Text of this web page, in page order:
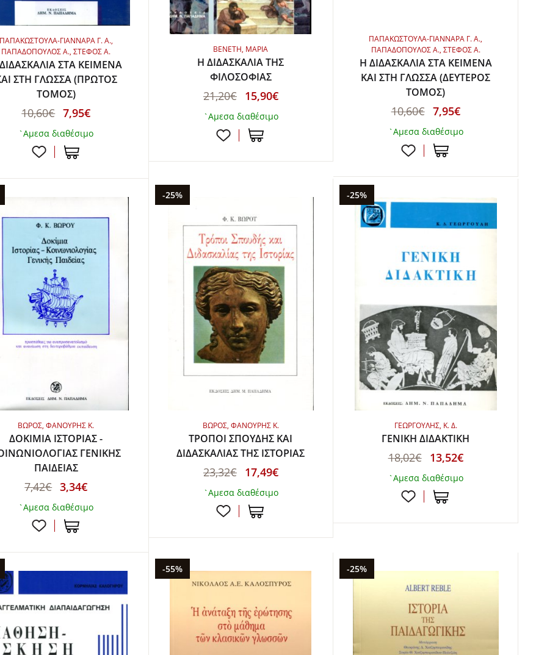
ΓΙΑΝΝΑΡΑ Γ. Α.,
ΠΑΠΑΔΟΠΟΥΛΟΣ Α., ΣΤΕΦΟΣ Α.
ΣΤΑ ΚΕΙΜΕΝΑ
ΣΤΗ ΓΛΩΣΣΑ (ΠΡΩΤΟΣ
ΤΟΜΟΣ)
10,60€ 7,95€
`Αμεσα διαθέσιμο
ΒΕΝΕΤΗ, ΜΑΡΙΑ
Η ΔΙΔΑΣΚΑΛΙΑ ΤΗΣ
ΦΙΛΟΣΟΦΙΑΣ
21,20€ 15,90€
`Αμεσα διαθέσιμο
ΠΑΠΑΚΩΣΤΟΥΛΑ-ΓΙΑΝΝΑΡΑ Γ. Α.,
ΠΑΠΑΔΟΠΟΥΛΟΣ Α., ΣΤΕΦΟΣ Α.
Η ΔΙΔΑΣΚΑΛΙΑ ΣΤΑ ΚΕΙΜΕΝΑ
ΚΑΙ ΣΤΗ ΓΛΩΣΣΑ (ΔΕΥΤΕΡΟΣ
ΤΟΜΟΣ)
10,60€ 7,95€
`Αμεσα διαθέσιμο
ΒΩΡΟΣ, ΦΑΝΟΥΡΗΣ Κ.
ΔΟΚΙΜΙΑ ΙΣΤΟΡΙΑΣ -
ΓΕΝΙΚΗΣ
ΠΑΙΔΕΙΑΣ
7,42€ 3,34€
`Αμεσα διαθέσιμο
-25%
ΒΩΡΟΣ, ΦΑΝΟΥΡΗΣ Κ.
ΤΡΟΠΟΙ ΣΠΟΥΔΗΣ ΚΑΙ
ΔΙΔΑΣΚΑΛΙΑΣ ΤΗΣ ΙΣΤΟΡΙΑΣ
23,32€ 17,49€
`Αμεσα διαθέσιμο
-25%
ΓΕΩΡΓΟΥΛΗΣ, Κ. Δ.
ΓΕΝΙΚΗ ΔΙΔΑΚΤΙΚΗ
18,02€ 13,52€
`Αμεσα διαθέσιμο
-55% -25%